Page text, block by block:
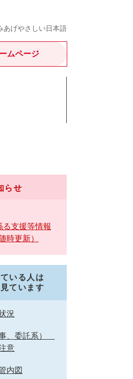
あげやさしい日本語
ムページ
らせ
支援等情報
時更新）
いる人は
ています
況
、委託系）
意
内図